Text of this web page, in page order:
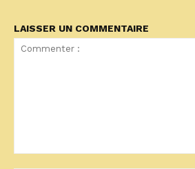
LAISSER UN COMMENTAIRE